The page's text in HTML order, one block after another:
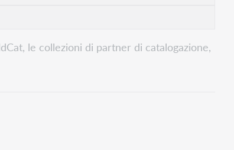
le collezioni di partner di catalogazione,